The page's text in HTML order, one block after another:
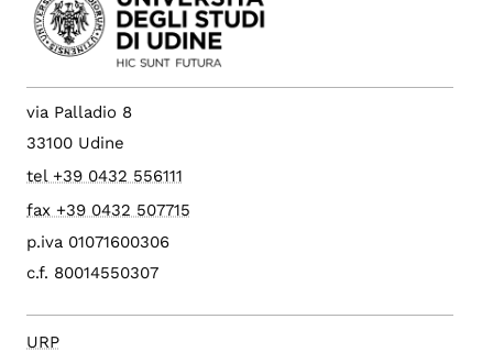
via Palladio 8
33100 Udine
tel +39 0432 556111
fax +39 0432 507715
p.iva 01071600306
c.f. 80014550307
URP